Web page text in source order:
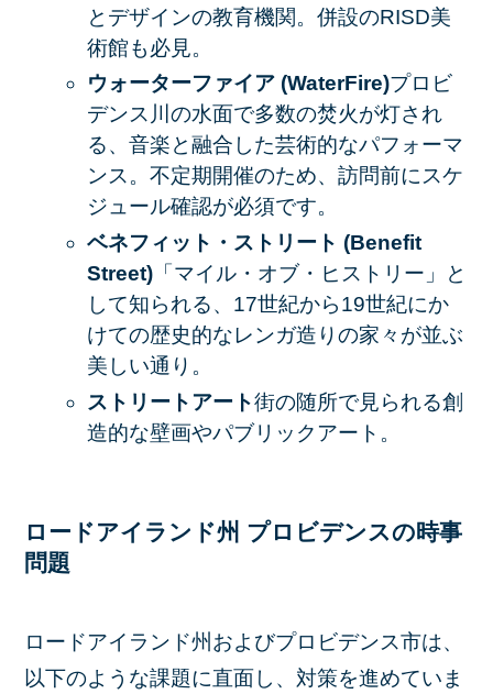
とデザインの教育機関。併設のRISD美
術館も必見。
ウォーターファイア (WaterFire)プロビ
デンス川の水面で多数の焚火が灯され
る、音楽と融合した芸術的なパフォーマ
ンス。不定期開催のため、訪問前にスケ
ジュール確認が必須です。
ベネフィット・ストリート (Benefit
Street)「マイル・オブ・ヒストリー」と
して知られる、17世紀から19世紀にか
けての歴史的なレンガ造りの家々が並ぶ
美しい通り。
ストリートアート街の随所で見られる創
造的な壁画やパブリックアート。
ロードアイランド州 プロビデンスの時事
問題
ロードアイランド州およびプロビデンス市は、
以下のような課題に直面し、対策を進めていま